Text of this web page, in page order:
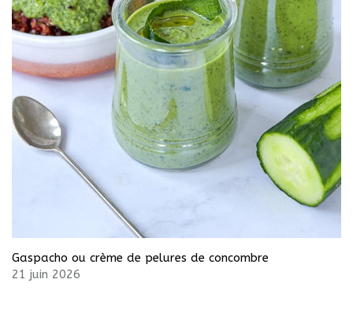
Gaspacho ou crème de pelures de concombre
21 juin 2026